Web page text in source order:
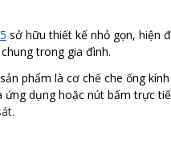
sở hữu thiết kế nhỏ gọn, hiện
trong gia đình.
phẩm là cơ chế che ống
dụng hoặc nút bấm trực